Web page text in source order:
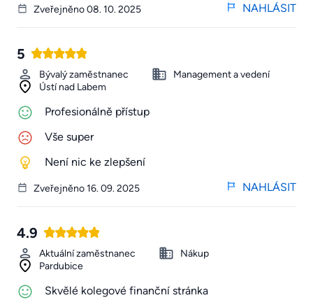
Zveřejněno 08. 10. 2025 NAHLÁSIT
5
Bývalý zaměstnanec
Management a vedení
Ústí nad Labem
Profesionálně přístup
Vše super
Není nic ke zlepšení
Zveřejněno 16. 09. 2025 NAHLÁSIT
4.9
Aktuální zaměstnanec
Nákup
Pardubice
Skvělé kolegové finanční stránka